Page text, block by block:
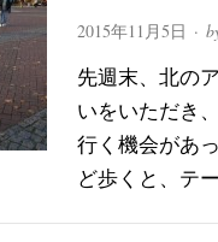
2015年11月5日 ·
先週末、北の
いをいただき
行く機会があ
ど歩くと、テ